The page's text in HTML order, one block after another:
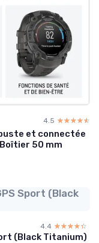
4.5 ☆☆☆☆☆
★★★★★
et connectée
50 mm
Sport (Black
4.4 ☆☆☆☆☆
★★★★★
(Black Titanium)